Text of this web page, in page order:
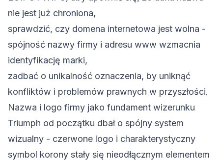
nie jest już chroniona,
sprawdzić, czy domena internetowa jest wolna -
spójność nazwy firmy i adresu www wzmacnia
identyfikację marki,
zadbać o unikalność oznaczenia, by uniknąć
konfliktów i problemów prawnych w przyszłości.
Nazwa i logo firmy jako fundament wizerunku
Triumph od początku dbał o spójny system
wizualny - czerwone logo i charakterystyczny
symbol korony stały się nieodłącznym elementem